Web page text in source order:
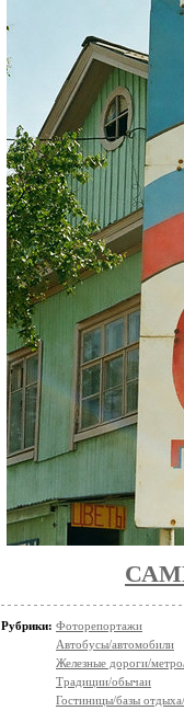
Рубрики: Фоторепортажи
Автобусы/автомобили
Железные дороги/
Традиции/обычаи
Гостиницы/базы